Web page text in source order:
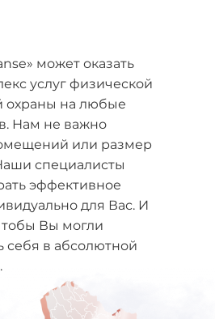
может оказать
услуг физической
охраны на любые
Нам не важно
или размер
специалисты
эффективное
для Вас. И
Вы могли
себя в абсолютной